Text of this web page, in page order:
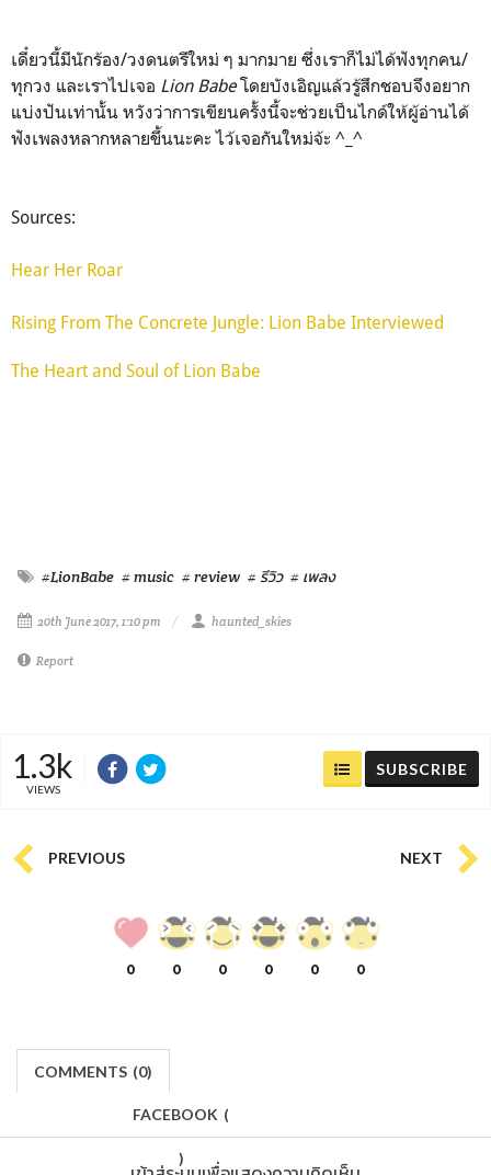
เดี๋ยวนี้มีนักร้อง/วงดนตรีใหม่ ๆ มากมาย ซึ่งเราก็ไม่ได้ฟังทุกคน/
ทุกวง และเราไปเจอ Lion Babeโดยบังเอิญแล้วรู้สึกชอบจึงอยาก
แบ่งปันเท่านั้น หวังว่าการเขียนครั้งนี้จะช่วยเป็นไกด์ให้ผู้อ่านได้
ฟังเพลงหลากหลายขึ้นนะคะ ไว้เจอกันใหม่จ้ะ ^_^
Sources:
Hear Her Roar
Rising From The Concrete Jungle: Lion Babe Interviewed
The Heart and Soul of Lion Babe
#LionBabe # music # review # รีวิว # เพลง
20th June 2017, 1:10 pm haunted_skies
Report
1.3k
VIEWS
SUBSCRIBE
PREVIOUS NEXT
0 0 0 0 0 0
COMMENTS (0)
FACEBOOK (
)